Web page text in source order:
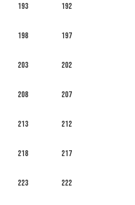
192
193
197
198
202
203
207
208
212
213
217
218
222
223